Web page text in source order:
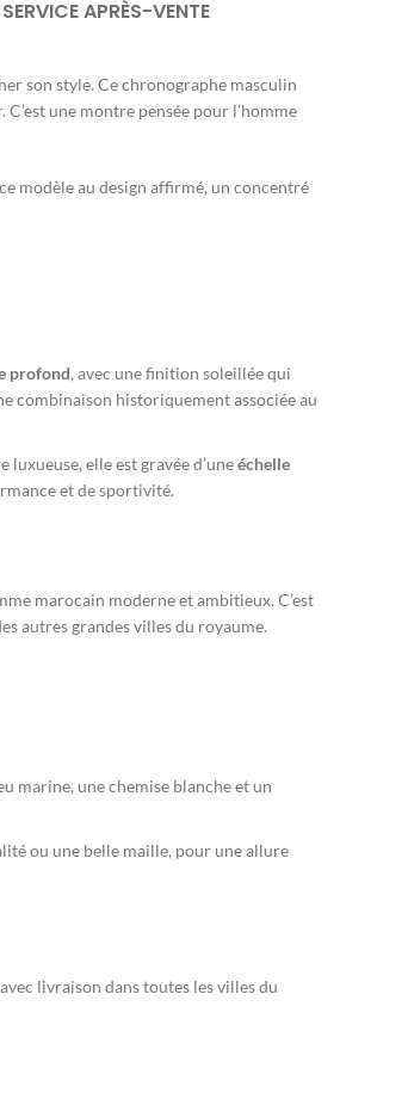
APRÈS-VENTE
son style. Ce chronographe masculin
une montre pensée pour l’homme
modèle au design affirmé, un concentré
profond, avec une finition soleillée qui
combinaison historiquement associée au
elle est gravée d’uneéchelle
et de sportivité.
marocain moderne et ambitieux. C’est
autres grandes villes du royaume.
marine, une chemise blanche et un
ou une belle maille, pour une allure
livraison dans toutes les villes du